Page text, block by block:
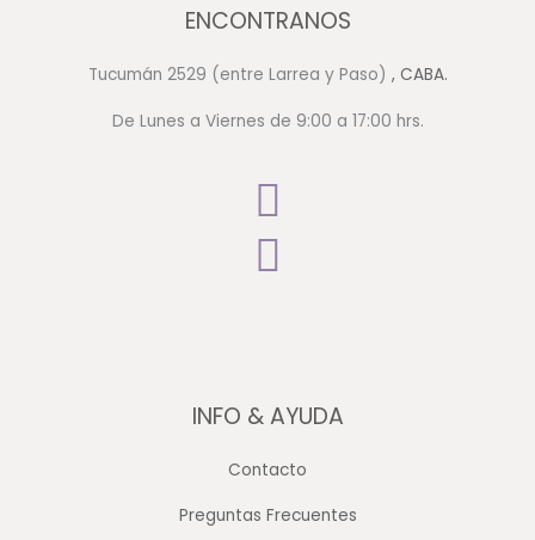
ENCONTRANOS
Tucumán 2529 (entre Larrea y Paso) , CABA.
De Lunes a Viernes de 9:00 a 17:00 hrs.
INFO & AYUDA
Contacto
Preguntas Frecuentes